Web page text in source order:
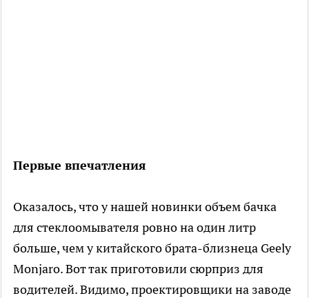
Первые впечатления
Оказалось, что у нашей новинки объем бачка
для стеклоомывателя ровно на один литр
больше, чем у китайского брата-близнеца Geely
Monjaro. Вот так приготовили сюрприз для
водителей. Видимо, проектировщики на заводе